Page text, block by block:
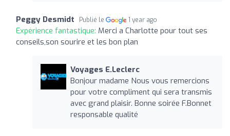
Peggy Desmidt Publié le 1 year ago
Expérience fantastique: Merci a Charlotte pour tout ses
conseils,son sourire et les bon plan
Voyages E.Leclerc
Bonjour madame Nous vous remercions
pour votre compliment qui sera transmis
avec grand plaisir. Bonne soirée F.Bonnet
responsable qualité